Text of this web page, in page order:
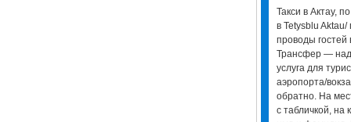
Такси в Актау,
в Tetysblu Aktau/
проводы гостей
Трансфер —
услуга для
аэропорта/
обратно. На
с табличкой, на